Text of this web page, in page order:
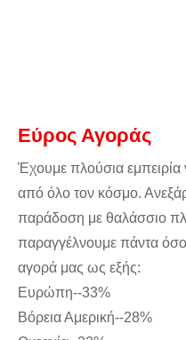
Εύρος Αγοράς
Έχουμε πλούσια εμπειρία
από όλο τον κόσμο.
παράδοση με θαλάσσιο
παραγγέλνουμε πάντα
αγορά μας ως εξής:
Ευρώπη--33%
Βόρεια Αμερική--28%